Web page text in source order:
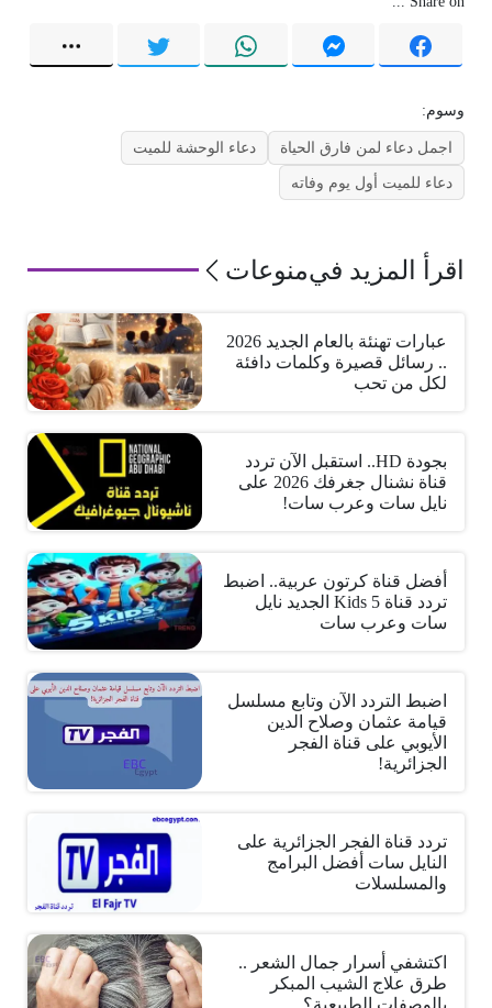
وسوم:
اجمل دعاء لمن فارق الحياة
دعاء الوحشة للميت
دعاء للميت أول يوم وفاته
اقرأ المزيد فيمنوعات
عبارات تهنئة بالعام الجديد 2026
.. رسائل قصيرة وكلمات دافئة
لكل من تحب
بجودة HD.. استقبل الآن تردد
قناة نشنال جغرفك 2026 على
نايل سات وعرب سات!
أفضل قناة كرتون عربية.. اضبط
تردد قناة 5 Kids الجديد نايل
سات وعرب سات
اضبط التردد الآن وتابع مسلسل
قيامة عثمان وصلاح الدين
الأيوبي على قناة الفجر
الجزائرية!
تردد قناة الفجر الجزائرية على
النايل سات أفضل البرامج
والمسلسلات
اكتشفي أسرار جمال الشعر ..
طرق علاج الشيب المبكر
بالوصفات الطبيعية؟